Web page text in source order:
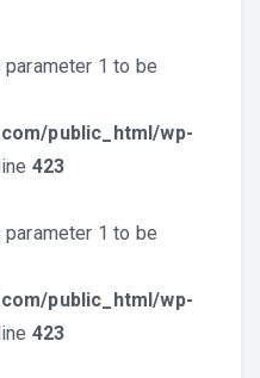
1 to be
public_html/wp-
423
1 to be
public_html/wp-
423